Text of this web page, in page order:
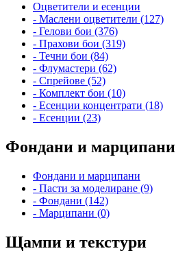
Оцветители и есенции
- Маслени оцветители (127)
- Гелови бои (376)
- Прахови бои (319)
- Течни бои (84)
- Флумастери (62)
- Спрейове (52)
- Комплект бои (10)
- Есенции концентрати (18)
- Есенции (23)
Фондани и марципани
Фондани и марципани
- Пасти за моделиране (9)
- Фондани (142)
- Марципани (0)
Щампи и текстури